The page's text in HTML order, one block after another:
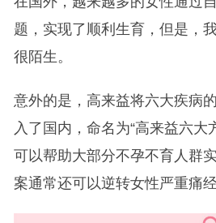
题，实现了顺利生育，但是，
很陌生。
意外的是，高来益将六大疾病
入了国内，命名为“高来益六大
可以帮助大部分不孕不育人群
案通常还可以逆转女性严重痛经